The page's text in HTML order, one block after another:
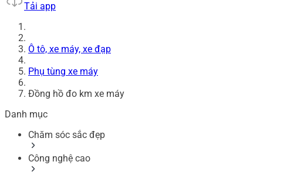
Tải app
Ô tô, xe máy, xe đạp
Phụ tùng xe máy
Đồng hồ đo km xe máy
Danh mục
Chăm sóc sắc đẹp
Công nghệ cao